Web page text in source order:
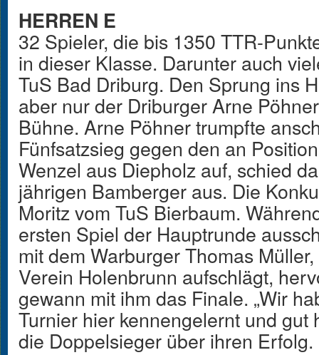
HERREN E
32 Spieler, die bis 1350 TTR-
in dieser Klasse. Darunter auch
TuS Bad Driburg. Den Sprung ins
aber nur der Driburger Arne
Bühne. Arne Pöhner trumpfte
Fünfsatzsieg gegen den an
Wenzel aus Diepholz auf, schied
jährigen Bamberger aus. Die
Moritz vom TuS Bierbaum.
ersten Spiel der Hauptrunde
mit dem Warburger Thomas
Verein Holenbrunn aufschlägt,
gewann mit ihm das Finale. „Wir
Turnier hier kennengelernt und gut
die Doppelsieger über ihren Erfolg.